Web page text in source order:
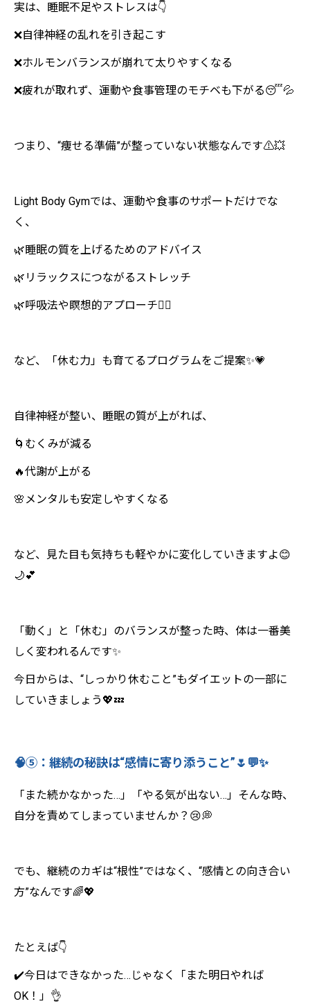
実は、睡眠不足やストレスは👇
❌自律神経の乱れを引き起こす
❌ホルモンバランスが崩れて太りやすくなる
❌疲れが取れず、運動や食事管理のモチベも下がる😴💦
つまり、“痩せる準備”が整っていない状態なんです⚠️💥
Light Body Gymでは、運動や食事のサポートだけでな
く、
🌿睡眠の質を上げるためのアドバイス
🌿リラックスにつながるストレッチ
🌿呼吸法や瞑想的アプローチ🧘‍♀️
など、「休む力」も育てるプログラムをご提案✨💗
自律神経が整い、睡眠の質が上がれば、
🌀むくみが減る
🔥代謝が上がる
🌸メンタルも安定しやすくなる
など、見た目も気持ちも軽やかに変化していきますよ😊
🌙💕
「動く」と「休む」のバランスが整った時、体は一番美
しく変われるんです✨
今日からは、“しっかり休むこと”もダイエットの一部に
していきましょう💖💤
🧠⑤：継続の秘訣は“感情に寄り添うこと”🌷💬✨
「また続かなかった…」「やる気が出ない…」そんな時、
自分を責めてしまっていませんか？😢💭
でも、継続のカギは“根性”ではなく、“感情との向き合い
方”なんです🌈💖
たとえば👇
✔️今日はできなかった…じゃなく「また明日やれば
OK！」👌